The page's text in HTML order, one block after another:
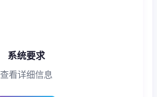
系统要求
查看详细信息